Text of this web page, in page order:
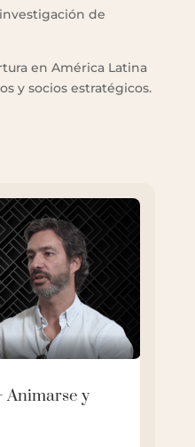
de
en América Latina
y socios estratégicos.
Animarse y